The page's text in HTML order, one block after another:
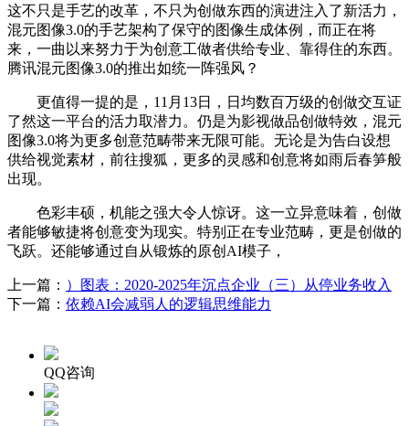
这不只是手艺的改革，不只为创做东西的演进注入了新活力，
混元图像3.0的手艺架构了保守的图像生成体例，而正在将
来，一曲以来努力于为创意工做者供给专业、靠得住的东西。
腾讯混元图像3.0的推出如统一阵强风？
更值得一提的是，11月13日，日均数百万级的创做交互证
了然这一平台的活力取潜力。仍是为影视做品创做特效，混元
图像3.0将为更多创意范畴带来无限可能。无论是为告白设想
供给视觉素材，前往搜狐，更多的灵感和创意将如雨后春笋般
出现。
色彩丰硕，机能之强大令人惊讶。这一立异意味着，创做
者能够敏捷将创意变为现实。特别正在专业范畴，更是创做的
飞跃。还能够通过自从锻炼的原创AI模子，
上一篇： ）图表：2020-2025年沉点企业（三）从停业务收入
下一篇： 依赖AI会减弱人的逻辑思维能力
QQ咨询